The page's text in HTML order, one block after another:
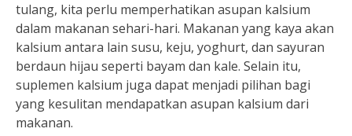
tulang, kita perlu memperhatikan asupan kalsium
dalam makanan sehari-hari. Makanan yang kaya akan
kalsium antara lain susu, keju, yoghurt, dan sayuran
berdaun hijau seperti bayam dan kale. Selain itu,
suplemen kalsium juga dapat menjadi pilihan bagi
yang kesulitan mendapatkan asupan kalsium dari
makanan.